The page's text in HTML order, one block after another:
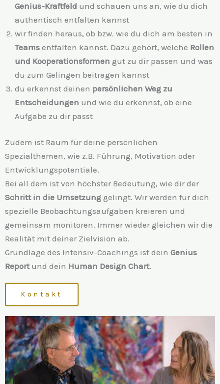
Genius-Kraftfeld und schauen uns an, wie du dich
authentisch entfalten kannst
wir finden heraus, ob bzw. wie du dich am besten in
Teams entfalten kannst. Dazu gehört, welche Rollen
und Kooperationsformen gut zu dir passen und was
du zum Gelingen beitragen kannst
du erkennst deinen persönlichen Weg zu
Entscheidungen und wie du erkennst, ob eine
Aufgabe zu dir passt
Zudem ist Raum für deine persönlichen
Spezialthemen, wie z.B. Führung, Motivation oder
Entwicklungspotentiale.
Bei all dem ist von höchster Bedeutung, wie dir der
Schritt in die Umsetzung gelingt. Wir werden für dich
spezielle Beobachtungsaufgaben kreieren und
gemeinsam monitoren. Immer wieder gleichen wir die
Realität mit deiner Zielvision ab.
Grundlage des Intensiv-Coachings ist dein Genius
Reportund dein Human Design Chart.
Kontakt